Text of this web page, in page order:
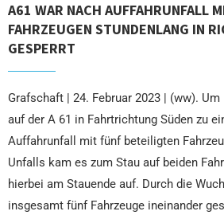
A61 WAR NACH AUFFAHRUNFALL
FAHRZEUGEN STUNDENLANG IN
GESPERRT
Grafschaft | 24. Februar 2023 | (ww).
auf der A 61 in Fahrtrichtung Süden zu
Auffahrunfall mit fünf beteiligten
Unfalls kam es zum Stau auf beiden
hierbei am Stauende auf. Durch die
insgesamt fünf Fahrzeuge ineinander